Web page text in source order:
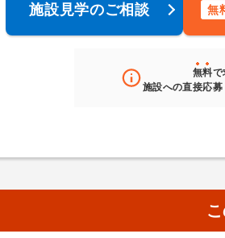
施設見学のご相談 無
無料で
施設への直接応